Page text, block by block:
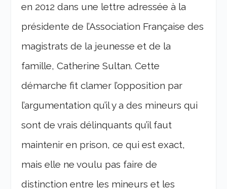
en 2012 dans une lettre adressée à la
présidente de l’Association Française des
magistrats de la jeunesse et de la
famille, Catherine Sultan. Cette
démarche fit clamer l’opposition par
l’argumentation qu’il y a des mineurs qui
sont de vrais délinquants qu’il faut
maintenir en prison, ce qui est exact,
mais elle ne voulu pas faire de
distinction entre les mineurs et les